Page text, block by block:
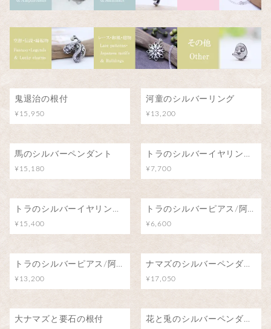
鬼退治の根付
¥15,950
河童のシルバーリング
¥13,200
馬のシルバーペンダント
¥15,180
トラのシルバーイヤリング/阿吽のトラ（片耳）
¥7,700
トラのシルバーイヤリング/阿吽のトラ（両耳）
¥15,400
トラのシルバーピアス/阿吽のトラ（片耳）
¥6,600
トラのシルバーピアス/阿吽のトラ（両耳）
¥13,200
ナマズのシルバーペンダント
¥17,050
大ナマズと要石の根付 花と兎のシルバーペンダント